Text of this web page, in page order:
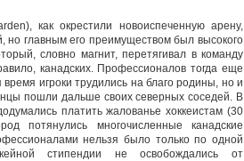
как окрестили новоиспеченную арену,
но главным его преимуществом был высокого
словно магнит, перетягивал в команду
канадских. Профессионалов тогда еще
игроки трудились на благо родины, но и
пошли дальше своих северных соседей. В
платить жалованье хоккеистам (30
потянулись многочисленные канадские
нельзя было только по одной
стипендии не освобождались от